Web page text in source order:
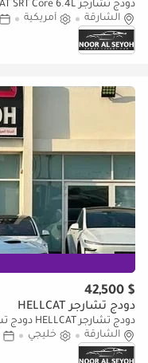
دودج تشارجر HELLCAT SRT Core 6.4L
الشارقة
أمريكية
$ 42,500
دودج تشارجر HELLCAT
الوكالة فل اوبشن ( 707 هورس بور )
الشارقة خليجي